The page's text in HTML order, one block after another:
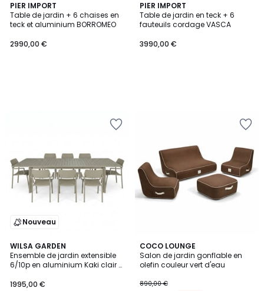
PIER IMPORT
Table de jardin + 6 chaises en
teck et aluminium BORROMEO
2990,00 €
PIER IMPORT
Table de jardin en teck + 6
fauteuils cordage VASCA
3990,00 €
Nouveau
WILSA GARDEN
Ensemble de jardin extensible
6/10p en aluminium Kaki clair 8
1995,00 €
COCO LOUNGE
Salon de jardin gonflable en
olefin couleur vert d'eau
890,00 €
4
Couleurs